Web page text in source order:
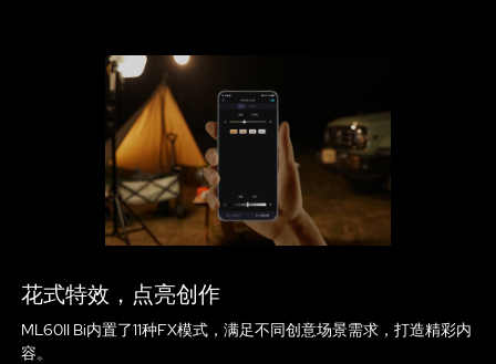
花式特效，点亮创作
ML60II Bi内置了11种FX模式，满足不同创意场景需求，打造精彩内
容。